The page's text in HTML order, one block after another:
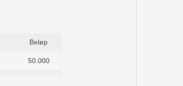
Beløp
50.000